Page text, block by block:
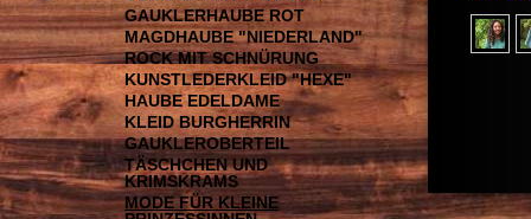
GAUKLERHAUBE ROT
MAGDHAUBE "NIEDERLAND"
ROCK MIT SCHNÜRUNG
KUNSTLEDERKLEID "HEXE"
HAUBE EDELDAME
KLEID BURGHERRIN
GAUKLEROBERTEIL
TÄSCHCHEN UND
KRIMSKRAMS
MODE FÜR KLEINE